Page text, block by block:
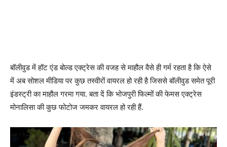
बॉलीवुड में हॉट एंड बोल्ड एक्ट्रेस की वजह से माहौल वैसे ही गर्म रहता है कि ऐसे
में अब सोशल मीडिया पर कुछ तस्वीरों वायरल हो रही है जिससे बॉलीवुड समेत पूरी
इंडस्ट्री का माहौल गरमा गया. बता दें कि भोजपुरी फिल्मों की फेमस एक्ट्रेस
मोनालिसा की कुछ फोटोज जमकर वायरल हो रही हैं.